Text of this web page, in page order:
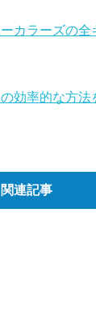
カラーズの
効率的な方
関連記事